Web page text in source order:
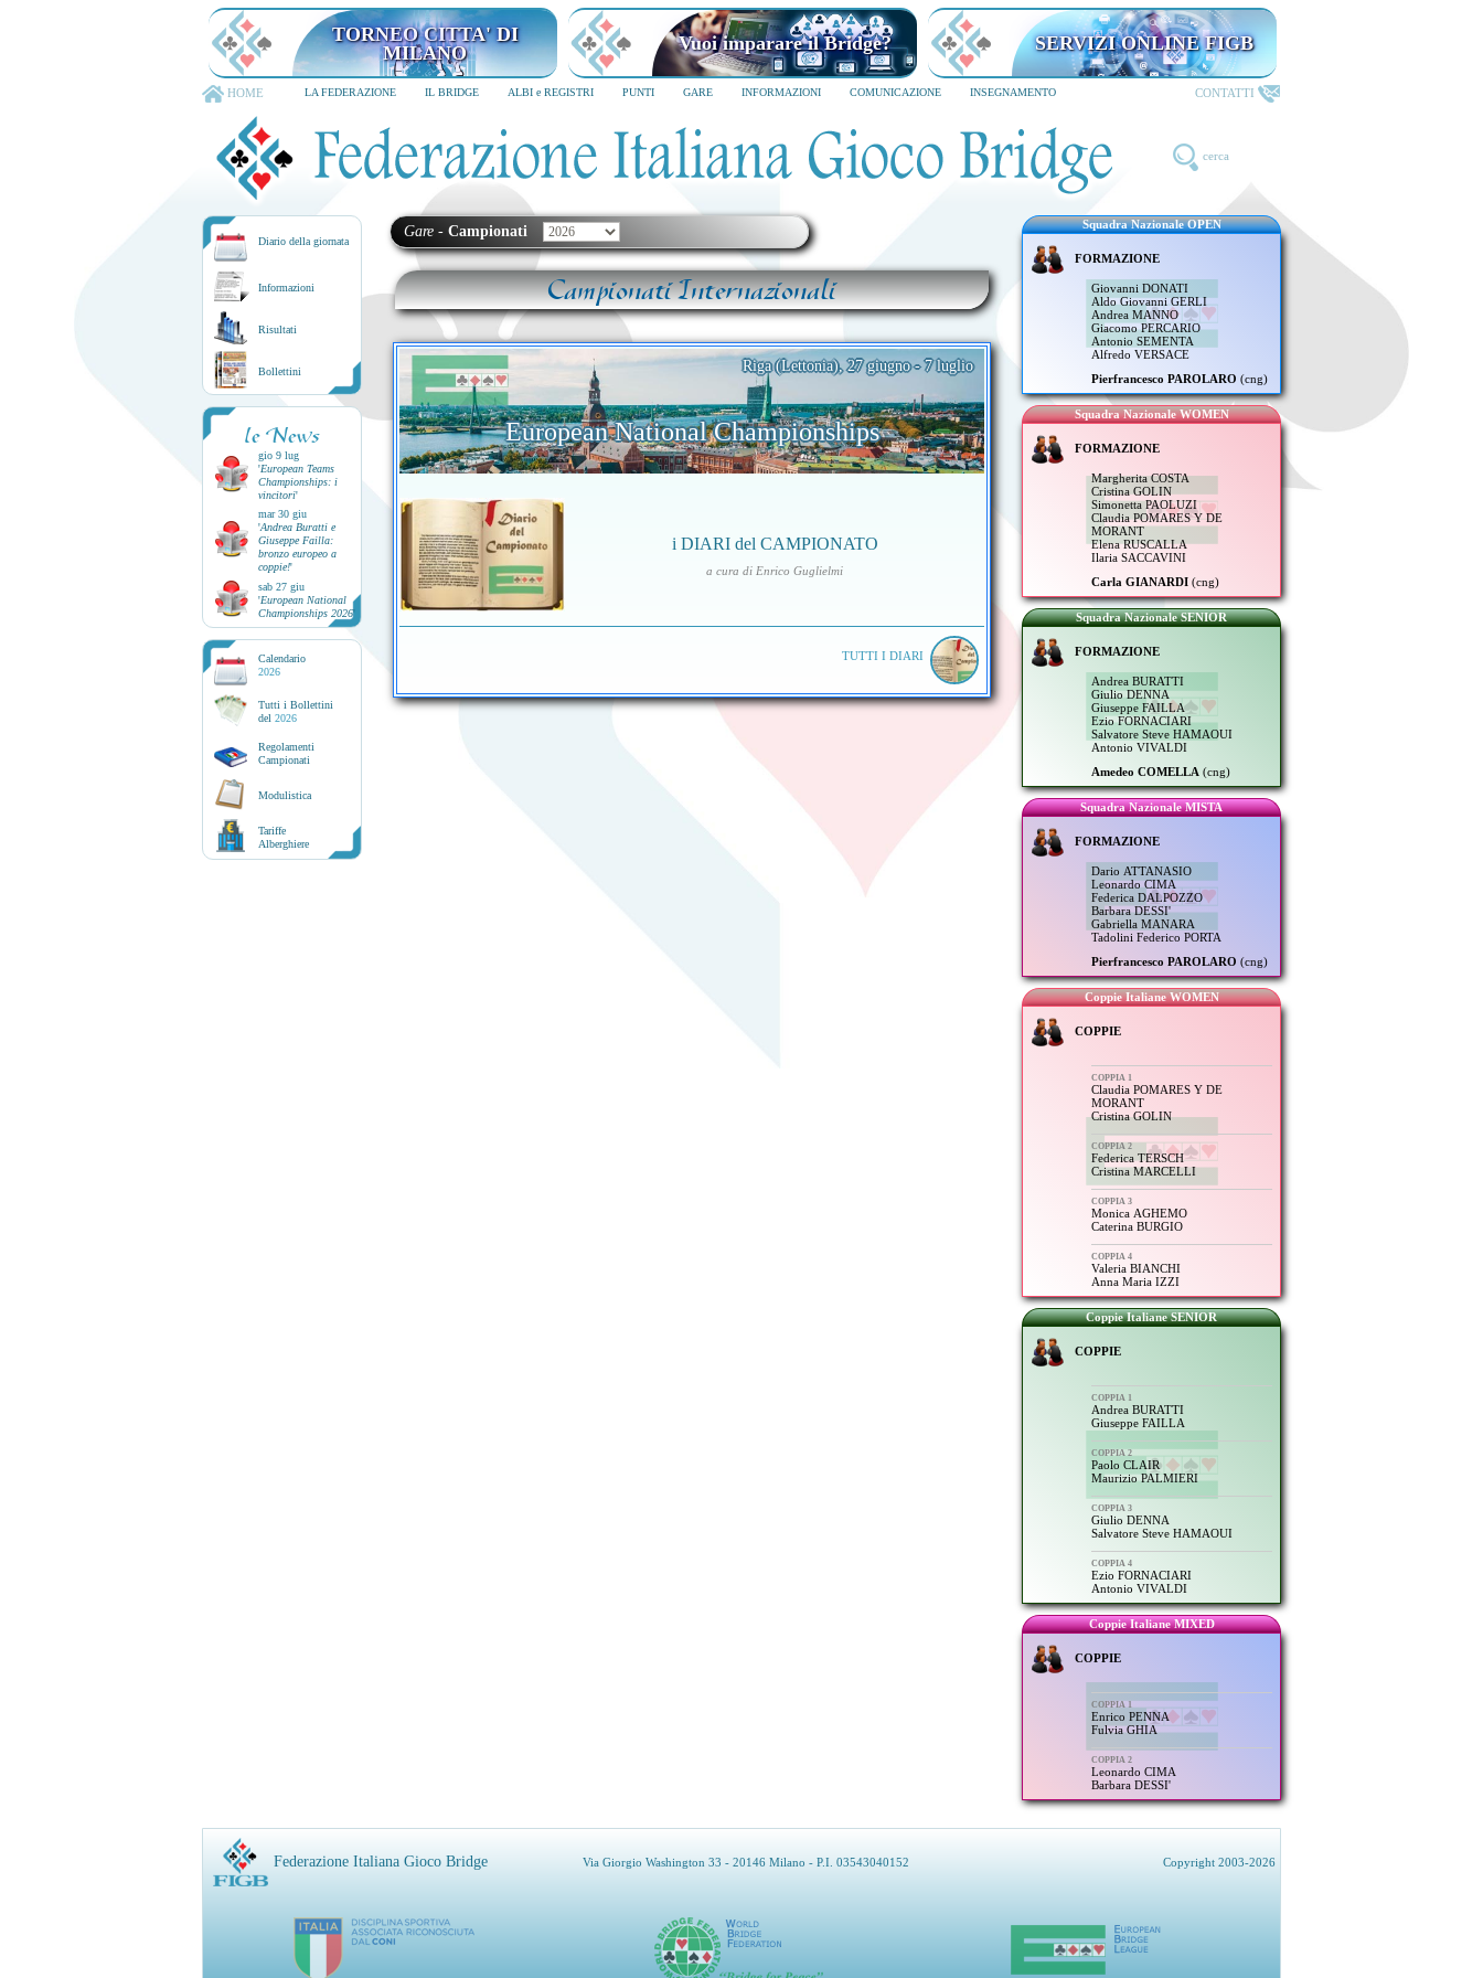
TORNEO CITTA' DI
MILANO
Vuoi imparare il Bridge? SERVIZI ONLINE FIGB
HOME LA FEDERAZIONE IL BRIDGE ALBI e REGISTRI PUNTI GARE INFORMAZIONI COMUNICAZIONE INSEGNAMENTO CONTATTI
cerca
Diario della giornata
Informazioni
Risultati
Bollettini
le News
gio 9 lug
'European Teams
Championships: i
vincitori'
mar 30 giu
'Andrea Buratti e
Giuseppe Failla:
bronzo europeo a
coppie!'
sab 27 giu
'European National
Championships 2026'
Calendario
2026
Tutti i Bollettini
del 2026
Regolamenti
Campionati
Modulistica
Tariffe
Alberghiere
Gare - Campionati
Campionati Internazionali
Riga (Lettonia), 27 giugno - 7 luglio
European National Championships
i DIARI del CAMPIONATO
a cura di Enrico Guglielmi
TUTTI I DIARI
Squadra Nazionale OPEN
FORMAZIONE
Giovanni DONATI
Aldo Giovanni GERLI
Andrea MANNO
Giacomo PERCARIO
Antonio SEMENTA
Alfredo VERSACE
Pierfrancesco PAROLARO (cng)
Squadra Nazionale WOMEN
FORMAZIONE
Margherita COSTA
Cristina GOLIN
Simonetta PAOLUZI
Claudia POMARES Y DE
MORANT
Elena RUSCALLA
Ilaria SACCAVINI
Carla GIANARDI (cng)
Squadra Nazionale SENIOR
FORMAZIONE
Andrea BURATTI
Giulio DENNA
Giuseppe FAILLA
Ezio FORNACIARI
Salvatore Steve HAMAOUI
Antonio VIVALDI
Amedeo COMELLA (cng)
Squadra Nazionale MISTA
FORMAZIONE
Dario ATTANASIO
Leonardo CIMA
Federica DALPOZZO
Barbara DESSI'
Gabriella MANARA
Tadolini Federico PORTA
Pierfrancesco PAROLARO (cng)
Coppie Italiane WOMEN
COPPIE
COPPIA 1
Claudia POMARES Y DE
MORANT
Cristina GOLIN
COPPIA 2
Federica TERSCH
Cristina MARCELLI
COPPIA 3
Monica AGHEMO
Caterina BURGIO
COPPIA 4
Valeria BIANCHI
Anna Maria IZZI
Coppie Italiane SENIOR
COPPIE
COPPIA 1
Andrea BURATTI
Giuseppe FAILLA
COPPIA 2
Paolo CLAIR
Maurizio PALMIERI
COPPIA 3
Giulio DENNA
Salvatore Steve HAMAOUI
COPPIA 4
Ezio FORNACIARI
Antonio VIVALDI
Coppie Italiane MIXED
COPPIE
COPPIA 1
Enrico PENNA
Fulvia GHIA
COPPIA 2
Leonardo CIMA
Barbara DESSI'
Federazione Italiana Gioco Bridge Via Giorgio Washington 33 - 20146 Milano - P.I. 03543040152 Copyright 2003-2026